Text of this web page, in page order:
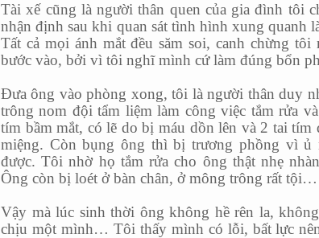
Tài xế cũng là người thân quen của gia đình tôi
nhận định sau khi quan sát tình hình xung quanh
Tất cả mọi ánh mắt đều săm soi, canh chừng
bước vào, bởi vì tôi nghĩ mình cứ làm đúng bổn
Đưa ông vào phòng xong, tôi là người thân duy
trông nom đội tẩm liệm làm công việc tắm rửa
tím bầm mắt, có lẽ do bị máu dồn lên và 2 tai tím
miệng. Còn bụng ông thì bị trương phồng vì ủ
được. Tôi nhờ họ tắm rửa cho ông thật nhẹ
Ông còn bị loét ở bàn chân, ở mông trông rất tội…
Vậy mà lúc sinh thời ông không hề rên la,
chịu một mình… Tôi thấy mình có lỗi, bất lực